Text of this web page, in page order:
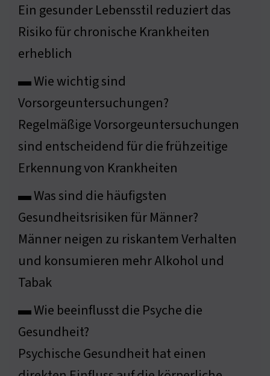
Ein gesunder Lebensstil reduziert das
Risiko für chronische Krankheiten
erheblich
▬ Wie wichtig sind
Vorsorgeuntersuchungen?
Regelmäßige Vorsorgeuntersuchungen
sind entscheidend für die frühzeitige
Erkennung von Krankheiten
▬ Was sind die häufigsten
Gesundheitsrisiken für Männer?
Männer neigen zu riskantem Verhalten
und konsumieren mehr Alkohol und
Tabak
▬ Wie beeinflusst die Psyche die
Gesundheit?
Psychische Gesundheit hat einen